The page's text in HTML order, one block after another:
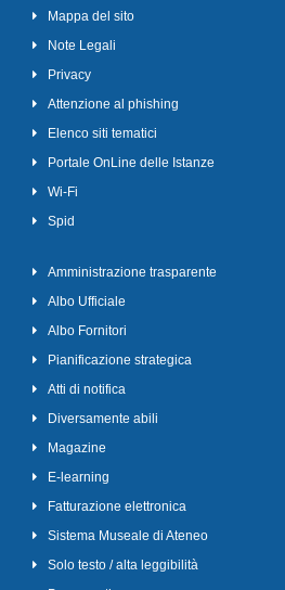
Mappa del sito
Note Legali
Privacy
Attenzione al phishing
Elenco siti tematici
Portale OnLine delle Istanze
Wi-Fi
Spid
Amministrazione trasparente
Albo Ufficiale
Albo Fornitori
Pianificazione strategica
Atti di notifica
Diversamente abili
Magazine
E-learning
Fatturazione elettronica
Sistema Museale di Ateneo
Solo testo / alta leggibilità